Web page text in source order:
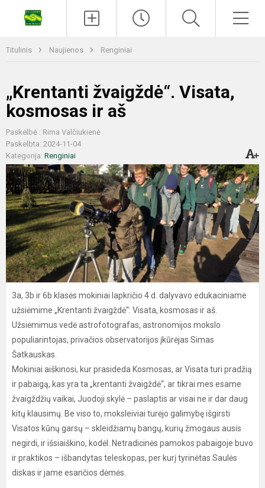
Titulinis Naujienos Renginiai
„Krentanti žvaigždė“. Visata,
kosmosas ir aš
Paskelbė : Rima Valčiukienė
Paskelbta: 2024-11-04
Kategorija: Renginiai
3a, 3b ir 6b klasės mokiniai lapkričio 4 d. dalyvavo edukaciniame
užsiėmime „Krentanti žvaigždė“: Visata, kosmosas ir aš.
Užsiėmimus vedė astrofotografas, astronomijos mokslo
populiarintojas, privačios observatorijos įkūrėjas Simas
Šatkauskas.
Mokiniai aiškinosi, kur prasideda Kosmosas, ar Visata turi pradžią
ir pabaigą, kas yra ta „krentanti žvaigždė“, ar tikrai mes esame
žvaigždžių vaikai, Juodoji skylė – paslaptis ar visai ne ir dar daug
kitų klausimų. Be viso to, moksleiviai turėjo galimybę išgirsti
Visatos kūnų garsų – skleidžiamų bangų, kurių žmogaus ausis
negirdi, ir išsiaiškino, kodėl. Netradicinės pamokos pabaigoje buvo
ir praktikos – išbandytas teleskopas, per kurį tyrinėtas Saulės
diskas ir jame esančios dėmės.